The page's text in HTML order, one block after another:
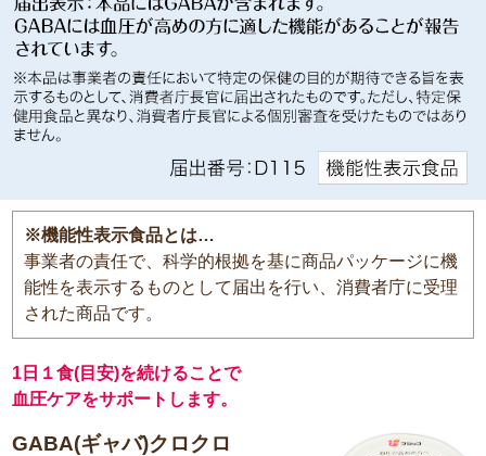
※機能性表示食品とは…
事業者の責任で、科学的根拠を基に商品パッケージに機
能性を表示するものとして届出を行い、消費者庁に受理
された商品です。
1日１食(目安)を続けることで
血圧ケアをサポートします。
GABA(ギャバ)クロクロ